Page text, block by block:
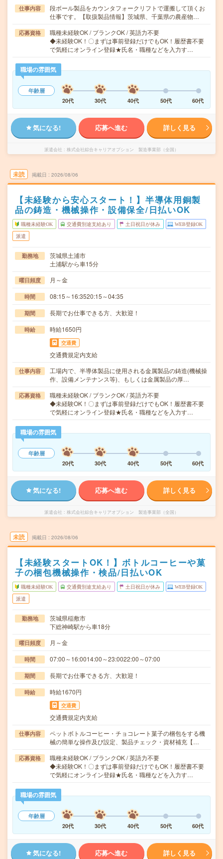
仕事内容
段ボール製品をカウンタフォークリフトで運搬して頂くお
仕事です。【取扱製品情報】茨城県、千葉県の農産物…
応募資格
職種未経験OK / ブランクOK / 英語力不要
◆未経験OK！〇まずは事前登録だけでもOK！履歴書不要
で気軽にオンライン登録★氏名・職種などを入力す…
職場の雰囲気
年齢層
20代
30代 40代 50代 60代
気になる! 応募へ進む 詳しく見る
派遣会社 株式会社綜合キャリアオプション 製造事業部（全国）
未読 掲載日 2026/08/06
【未経験から安心スタート！】半導体用銅製
品の鋳造・機械操作・設備保全/日払いOK
職種未経験OK 交通費別途支給あり 土日祝日が休み WEB登録OK
派遣
勤務地
茨城県土浦市
土浦駅から車15分
曜日頻度 月～金
時間 08:15～16:3520:15～04:35
期間 長期でお仕事できる方、大歓迎！
時給 時給1650円
交通費
交通費規定内支給
仕事内容
工場内で、半導体製品に使用される金属製品の鋳造(機械操
作、設備メンテナンス等)、もしくは金属製品の厚…
応募資格
職種未経験OK / ブランクOK / 英語力不要
◆未経験OK！〇まずは事前登録だけでもOK！履歴書不要
で気軽にオンライン登録★氏名・職種などを入力す…
職場の雰囲気
年齢層
20代
30代 40代 50代 60代
気になる! 応募へ進む 詳しく見る
派遣会社 株式会社綜合キャリアオプション 製造事業部（全国）
未読 掲載日 2026/08/06
【未経験スタートOK！】ボトルコーヒーや菓
子の梱包機械操作・検品/日払いOK
職種未経験OK 交通費別途支給あり 土日祝日が休み WEB登録OK
派遣
勤務地
茨城県稲敷市
下総神崎駅から車18分
曜日頻度 月～金
時間 07:00～16:0014:00～23:0022:00～07:00
期間 長期でお仕事できる方、大歓迎！
時給 時給1670円
交通費
交通費規定内支給
仕事内容
ペットボトルコーヒー・チョコレート菓子の梱包をする機
械の簡単な操作及び設定、製品チェック・資材補充【…
応募資格
職種未経験OK / ブランクOK / 英語力不要
◆未経験OK！〇まずは事前登録だけでもOK！履歴書不要
で気軽にオンライン登録★氏名・職種などを入力す…
職場の雰囲気
年齢層
20代
30代 40代 50代 60代
気になる! 応募へ進む 詳しく見る